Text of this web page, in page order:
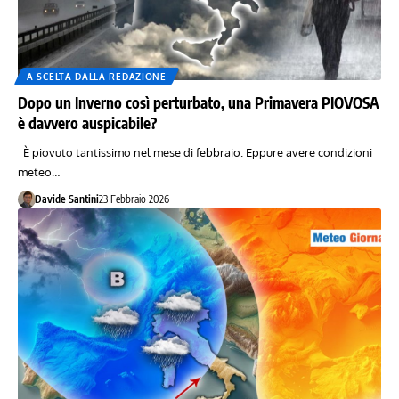
A SCELTA DALLA REDAZIONE
Dopo un Inverno così perturbato, una Primavera PIOVOSA
è davvero auspicabile?
È piovuto tantissimo nel mese di febbraio. Eppure avere condizioni
meteo…
Davide Santini23 Febbraio 2026